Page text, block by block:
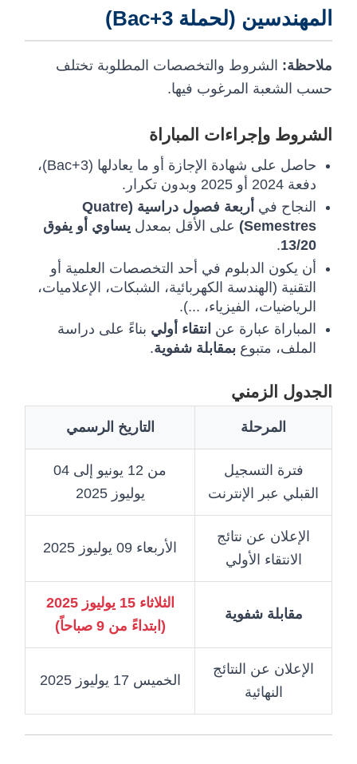
المهندسين (لحملة Bac+3)
ملاحظة: الشروط والتخصصات المطلوبة تختلف
حسب الشعبة المرغوب فيها.
الشروط وإجراءات المباراة
حاصل على شهادة الإجازة أو ما يعادلها (Bac+3)،
دفعة 2024 أو 2025 وبدون تكرار.
النجاح في
أربعة فصول دراسية (Quatre
Semestres)
على الأقل بمعدل يساوي أو يفوق
13/20
.
أن يكون الدبلوم في أحد التخصصات العلمية أو
التقنية (الهندسة الكهربائية، الشبكات، الإعلاميات،
الرياضيات، الفيزياء، ...).
المباراة عبارة عن انتقاء أولي بناءً على دراسة
الملف، متبوع بمقابلة شفوية.
الجدول الزمني
المرحلة التاريخ الرسمي
فترة التسجيل
القبلي عبر الإنترنت
من 12 يونيو إلى 04
يوليوز 2025
الإعلان عن نتائج
الانتقاء الأولي
الأربعاء 09 يوليوز 2025
مقابلة شفوية
الثلاثاء 15 يوليوز 2025
(ابتداءً من 9 صباحاً)
الإعلان عن النتائج
النهائية
الخميس 17 يوليوز 2025